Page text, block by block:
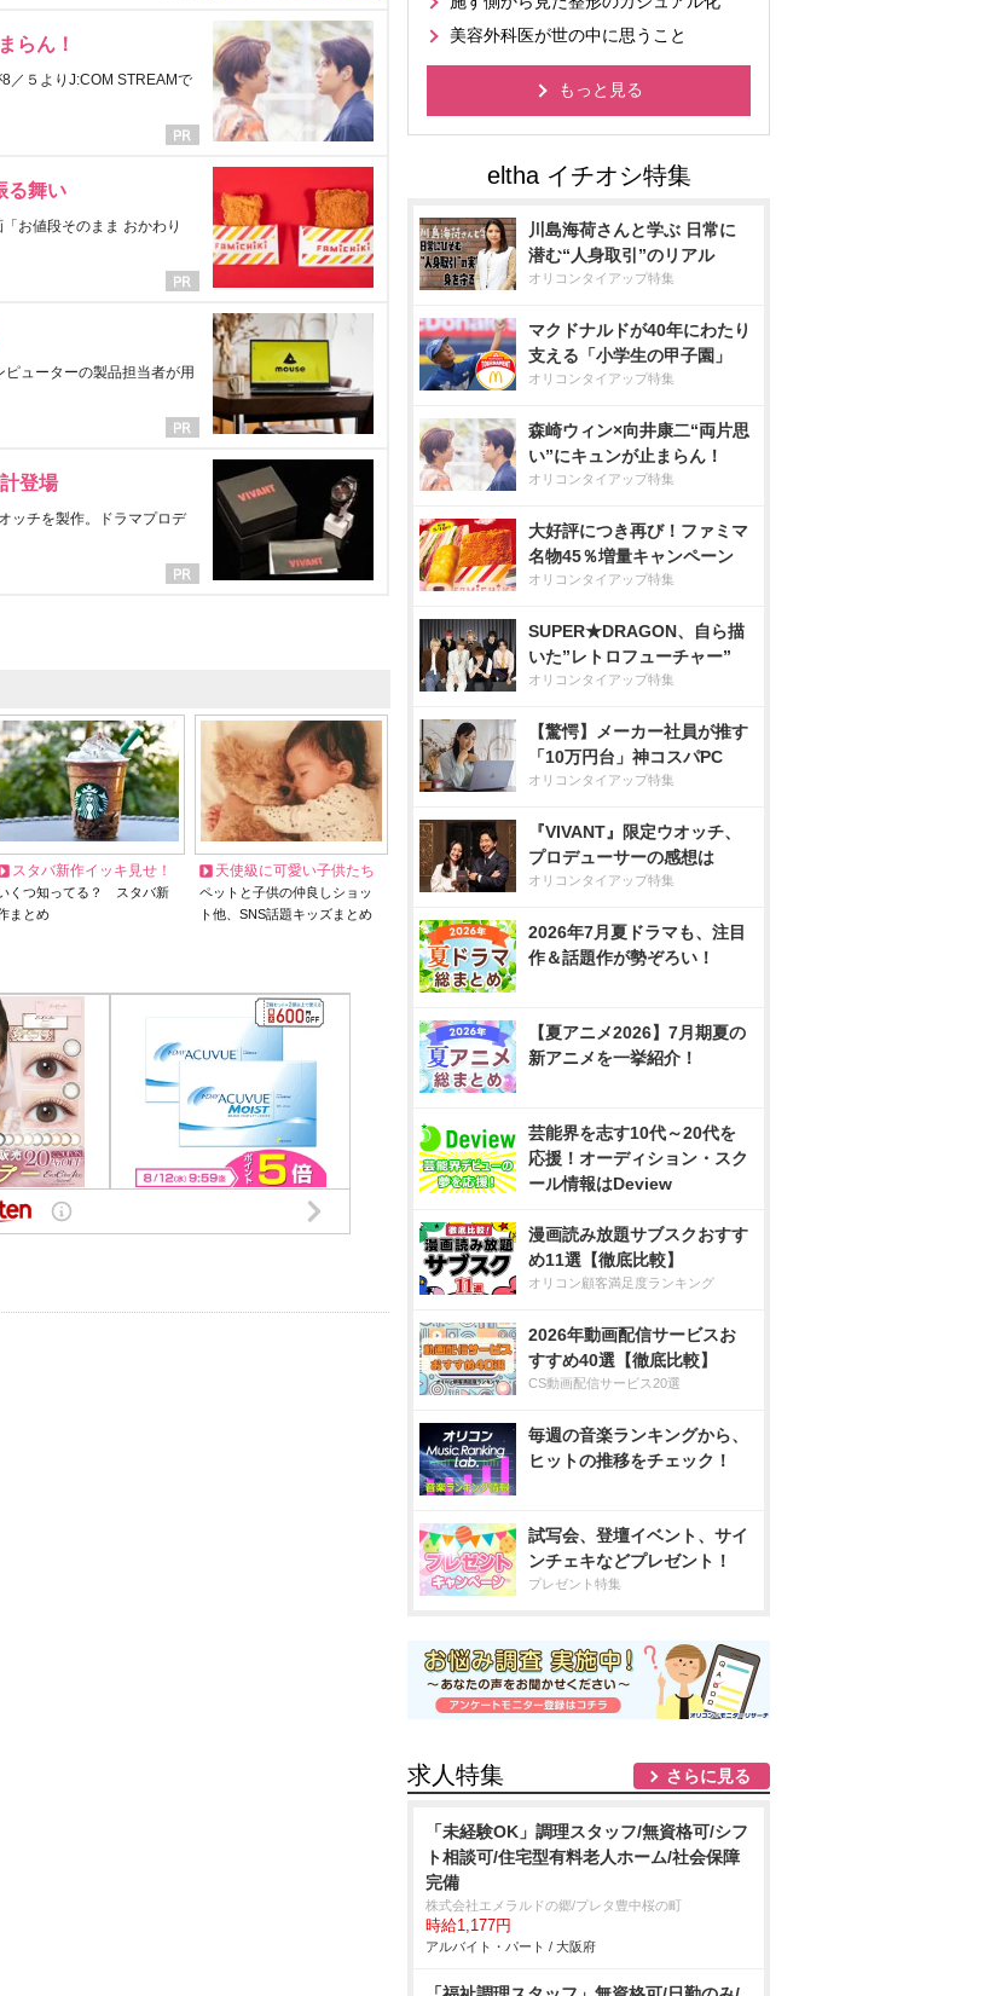
らん！
／５よりJ:COM STREAMで
る舞い
お値段そのまま おかわり
ューターの製品担当者が用
登場
ッチを製作。ドラマプロデ
スタバ新作イッキ見せ！
くつ知ってる？ スタバ新
まとめ
天使級に可愛い子供たち
ペットと子供の仲良しショッ
ト他、SNS話題キッズまとめ
美容外科医が世の中に思うこと
もっと見る
川島海荷さんと学ぶ 日常に
潜む“人身取引”のリアル
オリコンタイアップ特集
マクドナルドが40年にわたり
支える「小学生の甲子園」
オリコンタイアップ特集
森崎ウィン×向井康二“両片思
い”にキュンが止まらん！
オリコンタイアップ特集
大好評につき再び！ファミマ
名物45％増量キャンペーン
オリコンタイアップ特集
SUPER★DRAGON、自ら描
いた”レトロフューチャー”
オリコンタイアップ特集
【驚愕】メーカー社員が推す
「10万円台」神コスパPC
オリコンタイアップ特集
『VIVANT』限定ウオッチ、
プロデューサーの感想は
オリコンタイアップ特集
2026年7月夏ドラマも、注目
作＆話題作が勢ぞろい！
【夏アニメ2026】7月期夏の
新アニメを一挙紹介！
芸能界を志す10代～20代を
応援！オーディション・スク
ール情報はDeview
漫画読み放題サブスクおすす
め11選【徹底比較】
オリコン顧客満足度ランキング
2026年動画配信サービスお
すすめ40選【徹底比較】
CS動画配信サービス20選
毎週の音楽ランキングから、
ヒットの推移をチェック！
試写会、登壇イベント、サイ
ンチェキなどプレゼント！
プレゼント特集
求人特集 さらに見る
「未経験OK」調理スタッフ/無資格可/シフ
ト相談可/住宅型有料老人ホーム/社会保障
完備
株式会社エメラルドの郷/プレタ豊中桜の町
時給1,177円
アルバイト・パート / 大阪府